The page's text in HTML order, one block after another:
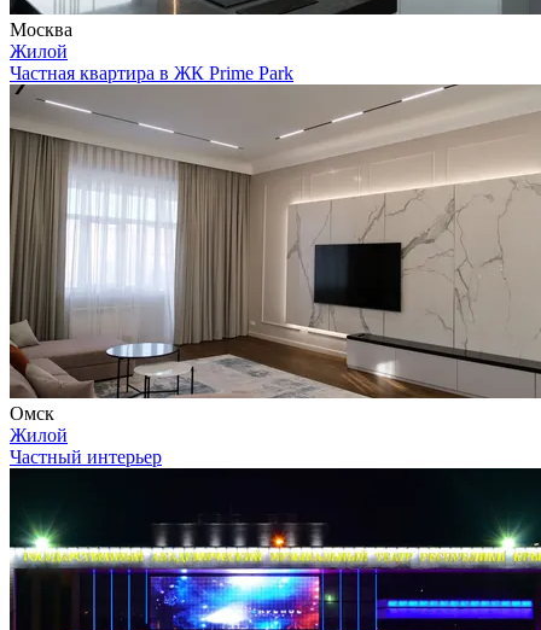
Москва
Жилой
Частная квартира в ЖК Prime Park
Омск
Жилой
Частный интерьер